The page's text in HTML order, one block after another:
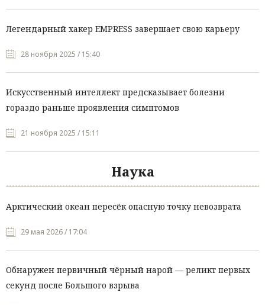
Легендарный хакер EMPRESS завершает свою карьеру
28 ноября 2025 / 15:40
Искусственный интеллект предсказывает болезни
гораздо раньше проявления симптомов
21 ноября 2025 / 15:11
Наука
Арктический океан пересёк опасную точку невозврата
29 мая 2026 / 17:04
Обнаружен первичный чёрный нарой — реликт первых
секунд после Большого взрыва